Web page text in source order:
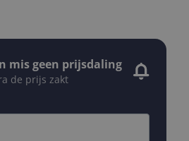
mis geen prijsdaling
de prijs zakt